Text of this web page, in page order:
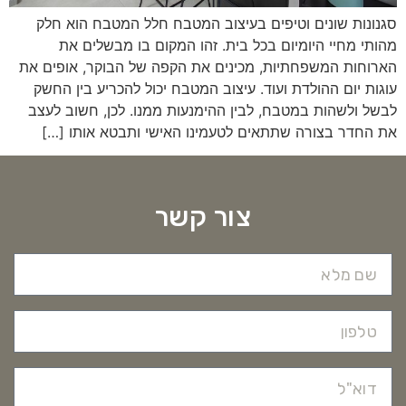
סגנונות שונים וטיפים בעיצוב המטבח חלל המטבח הוא חלק
מהותי מחיי היומיום בכל בית. זהו המקום בו מבשלים את
הארוחות המשפחתיות, מכינים את הקפה של הבוקר, אופים את
עוגות יום ההולדת ועוד. עיצוב המטבח יכול להכריע בין החשק
לבשל ולשהות במטבח, לבין ההימנעות ממנו. לכן, חשוב לעצב
את החדר בצורה שתתאים לטעמינו האישי ותבטא אותו […]
צור קשר